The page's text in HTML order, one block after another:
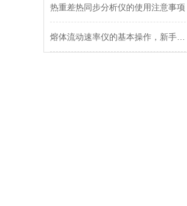
热重差热同步分析仪的使用注意事项